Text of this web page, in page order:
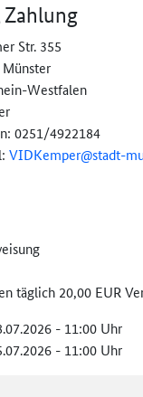
Zahlung
Str. 355
Westfalen
0251/4922184
VIDKemper@stadt-
täglich 20,00 EUR
- 11:00 Uhr
- 11:00 Uhr